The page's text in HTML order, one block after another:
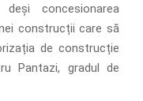
concesionarea
construcții care să
de construcție
Pantazi, gradul de